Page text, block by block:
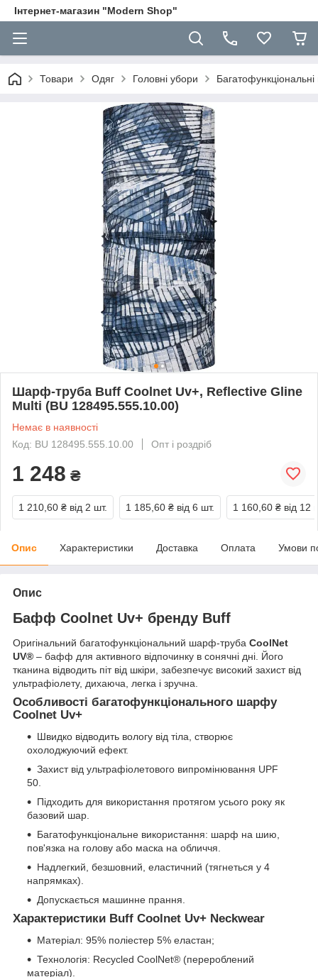
Інтернет-магазин "Modern Shop"
Товари Одяг Головні убори
Шарф-труба Buff Coolnet Uv+, Reflective Gline
Multi (BU 128495.555.10.00)
Немає в наявності
Код: BU 128495.555.10.00
Опт і роздріб
1 248 ₴
1 210,60 ₴ від 2 шт. 1 185,60 ₴ від 6 шт. 1 160,60 ₴ від 12
Опис Характеристики Доставка Оплата Умови
Опис
Бафф Coolnet Uv+ бренду Buff
Оригінальний багатофункціональний шарф-труба CoolNet
UV® – бафф для активного відпочинку в сонячні дні. Його
тканина відводить піт від шкіри, забезпечує високий захист від
ультрафіолету, дихаюча, легка і зручна.
Особливості багатофункціонального шарфу
Coolnet Uv+
Швидко відводить вологу від тіла, створює
охолоджуючий ефект.
Захист від ультрафіолетового випромінювання UPF
50.
Підходить для використання протягом усього року як
базовий шар.
Багатофункціональне використання: шарф на шию,
пов'язка на голову або маска на обличчя.
Надлегкий, безшовний, еластичний (тягнеться у 4
напрямках).
Допускається машинне прання.
Характеристики Buff Coolnet Uv+ Neckwear
Матеріал: 95% поліестер 5% еластан;
Технологія: Recycled CoolNet® (перероблений
матеріал).